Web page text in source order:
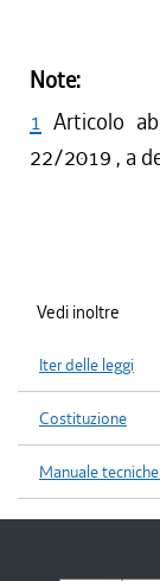
Note:
1 Articolo
22/2019 , a
Vedi inoltre
Iter delle leggi
Costituzione
Manuale